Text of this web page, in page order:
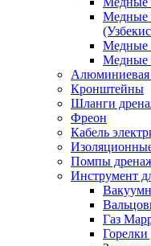
Медные
Медные
Медные
Алюминиевая
Кронштейны
Шланги
Фреон
Кабель
Помпы
Инструмент
Газ
Горелки